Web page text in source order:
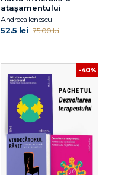
atașamentului
Andreea Ionescu
52.5 lei 75.00 lei
-40%